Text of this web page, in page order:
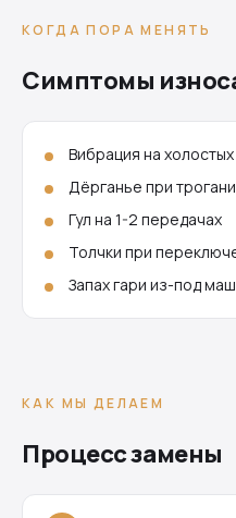
КОГДА ПОРА МЕНЯТЬ
Симптомы
Вибрация на холостых
Дёрганье при
Гул на 1-2 передачах
Толчки при
Запах гари из-под
КАК МЫ ДЕЛАЕМ
Процесс замены